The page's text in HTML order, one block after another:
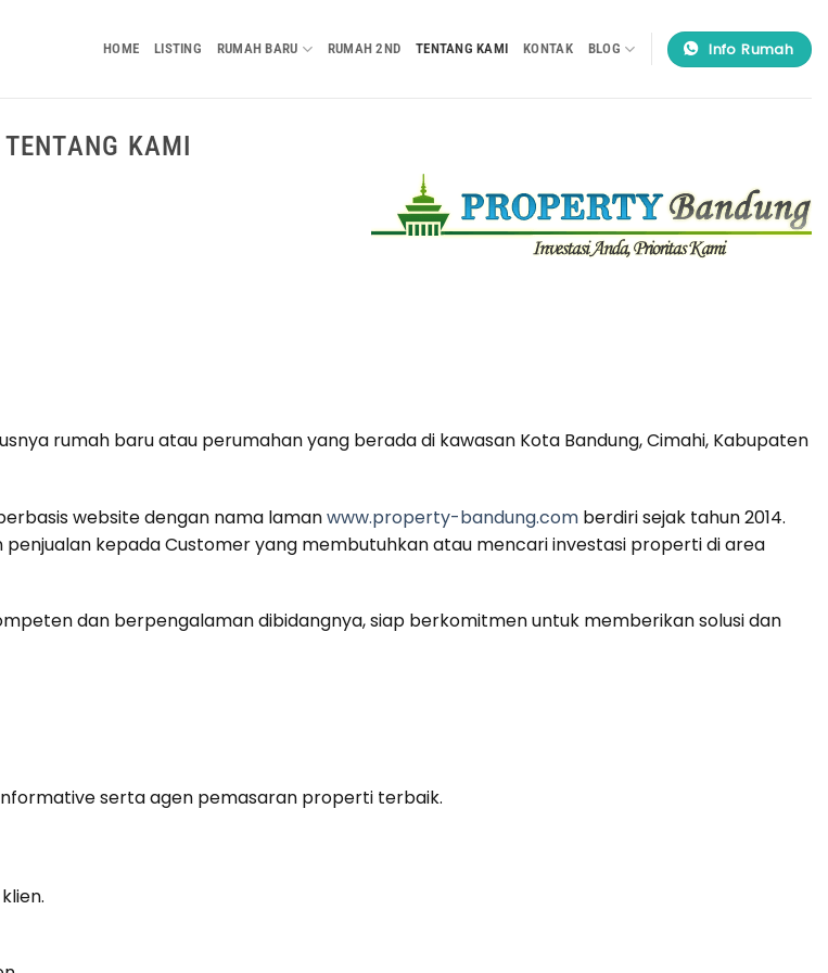
HOME LISTING RUMAH BARU RUMAH 2ND TENTANG KAMI KONTAK BLOG Info Rumah
TENTANG KAMI
rumah baru atau perumahan yang berada di kawasan Kota Bandung, Cimahi, Kabupaten
website dengan nama lamanwww.property-bandung.com berdiri sejak tahun 2014.
kepada Customer yang membutuhkan atau mencari investasi properti di area
dan berpengalaman dibidangnya, siap berkomitmen untuk memberikan solusi dan
serta agen pemasaran properti terbaik.